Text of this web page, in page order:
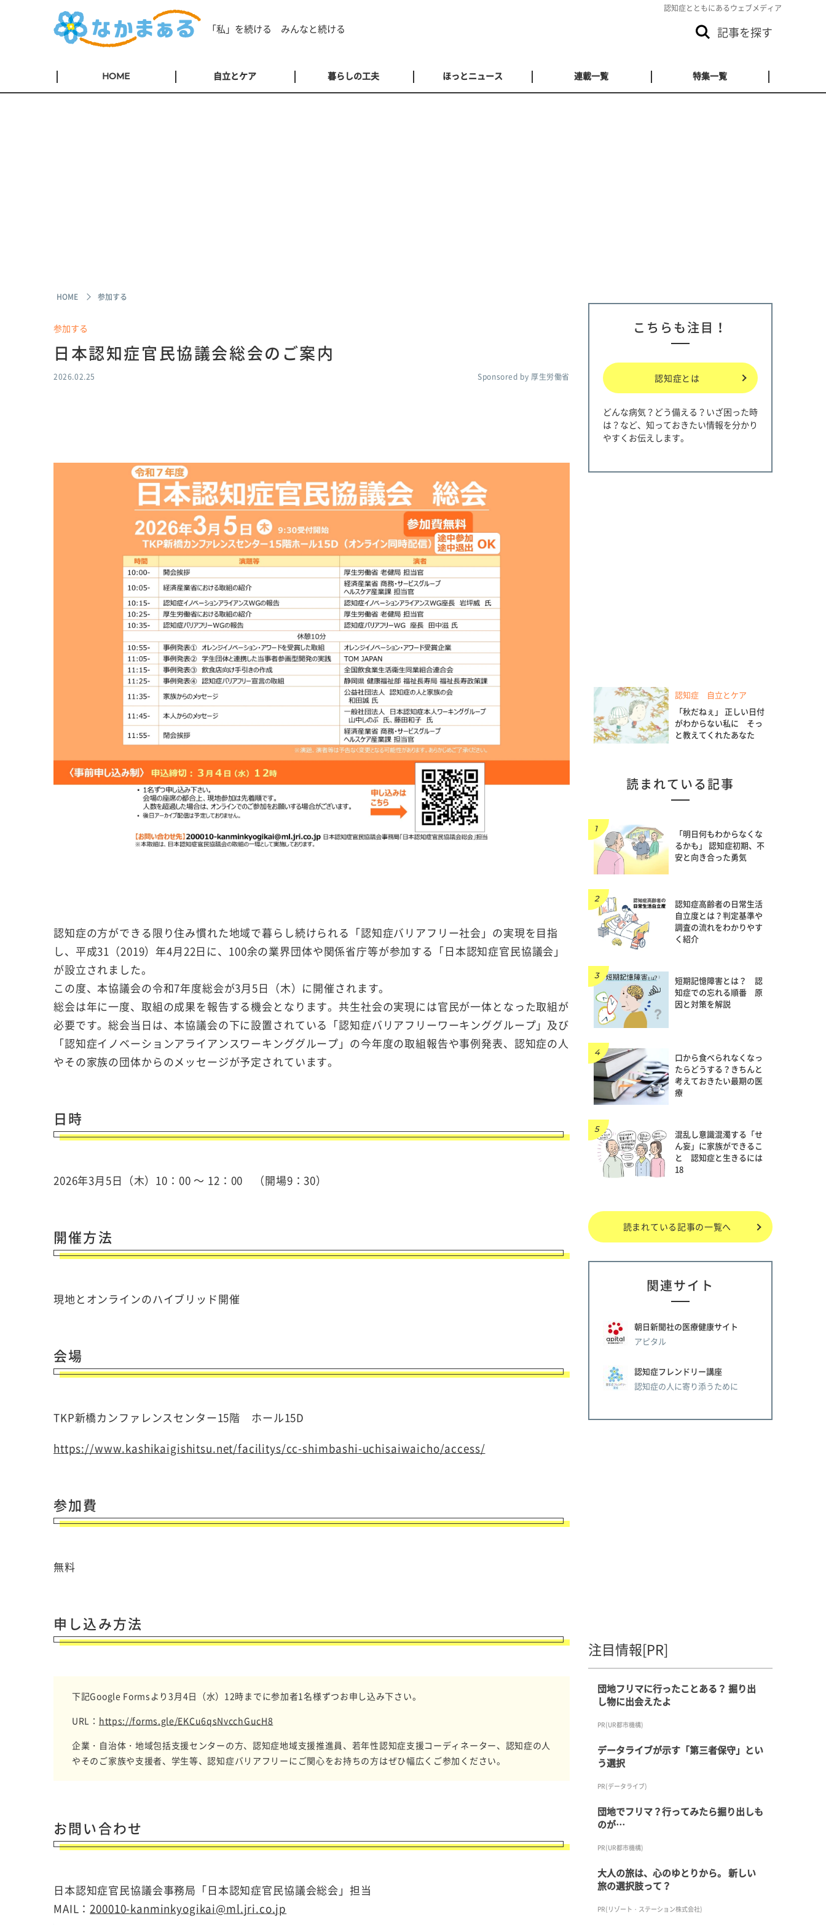
認知症とともにあるウェブメディア
「私」を続ける みんなと続ける 記事を探す
HOME 自立とケア 暮らしの工夫 ほっとニュース 連載一覧 特集一覧
HOME 参加する
参加する
日本認知症官民協議会総会のご案内
2026.02.25 Sponsored by 厚生労働省
認知症の方ができる限り住み慣れた地域で暮らし続けられる「認知症バリアフリー社会」の実現を目指
し、平成31（2019）年4月22日に、100余の業界団体や関係省庁等が参加する「日本認知症官民協議会」
が設立されました。
この度、本協議会の令和7年度総会が3月5日（木）に開催されます。
総会は年に一度、取組の成果を報告する機会となります。共生社会の実現には官民が一体となった取組が
必要です。総会当日は、本協議会の下に設置されている「認知症バリアフリーワーキンググループ」及び
「認知症イノベーションアライアンスワーキンググループ」の今年度の取組報告や事例発表、認知症の人
やその家族の団体からのメッセージが予定されています。
日時
2026年3月5日（木）10：00 ～ 12：00 （開場9：30）
開催方法
現地とオンラインのハイブリッド開催
会場
TKP新橋カンファレンスセンター15階 ホール15D
https://www.kashikaigishitsu.net/facilitys/cc-shimbashi-uchisaiwaicho/access/
参加費
無料
申し込み方法
下記Google Formsより3月4日（水）12時までに参加者1名様ずつお申し込み下さい。
URL： https://forms.gle/EKCu6qsNvcchGucH8
企業・自治体・地域包括支援センターの方、認知症地域支援推進員、若年性認知症支援コーディネーター、認知症の人
やそのご家族や支援者、学生等、認知症バリアフリーにご関心をお持ちの方はぜひ幅広くご参加ください。
お問い合わせ
日本認知症官民協議会事務局「日本認知症官民協議会総会」担当
MAIL：200010-kanminkyogikai@ml.jri.co.jp
こちらも注目！
認知症とは
どんな病気？どう備える？いざ困った時
は？など、知っておきたい情報を分かり
やすくお伝えします。
認知症 自立とケア
「秋だねぇ」 正しい日付
がわからない私に そっ
と教えてくれたあなた
読まれている記事
「明日何もわからなくな
るかも」 認知症初期、不
安と向き合った勇気
認知症高齢者の日常生活
自立度とは？判定基準や
調査の流れをわかりやす
く紹介
短期記憶障害とは？ 認
知症での忘れる順番 原
因と対策を解説
口から食べられなくなっ
たらどうする？きちんと
考えておきたい最期の医
療
混乱し意識混濁する「せ
ん妄」に家族ができるこ
と 認知症と生きるには
18
読まれている記事の一覧へ
関連サイト
朝日新聞社の医療健康サイト
アピタル
認知症フレンドリー講座
認知症の人に寄り添うために
注目情報[PR]
団地フリマに行ったことある？ 掘り出
し物に出会えたよ
PR(UR都市機構)
データライブが示す「第三者保守」とい
う選択
PR(データライブ)
団地でフリマ？行ってみたら掘り出しも
のが…
PR(UR都市機構)
大人の旅は、心のゆとりから。 新しい
旅の選択肢って？
PR(リゾート・ステーション株式会社)